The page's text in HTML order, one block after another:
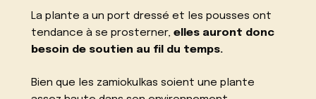
La plante a un port dressé et les pousses ont
tendance à se prosterner,elles auront donc
besoin de soutien au fil du temps.
Bien que les zamiokulkas soient une plante